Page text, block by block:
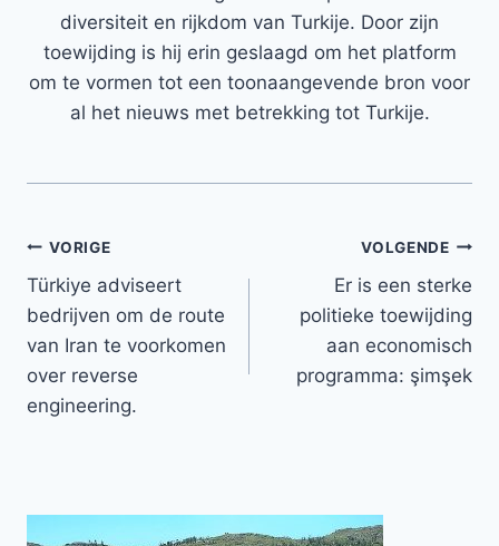
diversiteit en rijkdom van Turkije. Door zijn
toewijding is hij erin geslaagd om het platform
om te vormen tot een toonaangevende bron voor
al het nieuws met betrekking tot Turkije.
Bericht
navigatie
VORIGE
Türkiye adviseert
bedrijven om de route
van Iran te voorkomen
over reverse
engineering.
VOLGENDE
Er is een sterke
politieke toewijding
aan economisch
programma: şimşek